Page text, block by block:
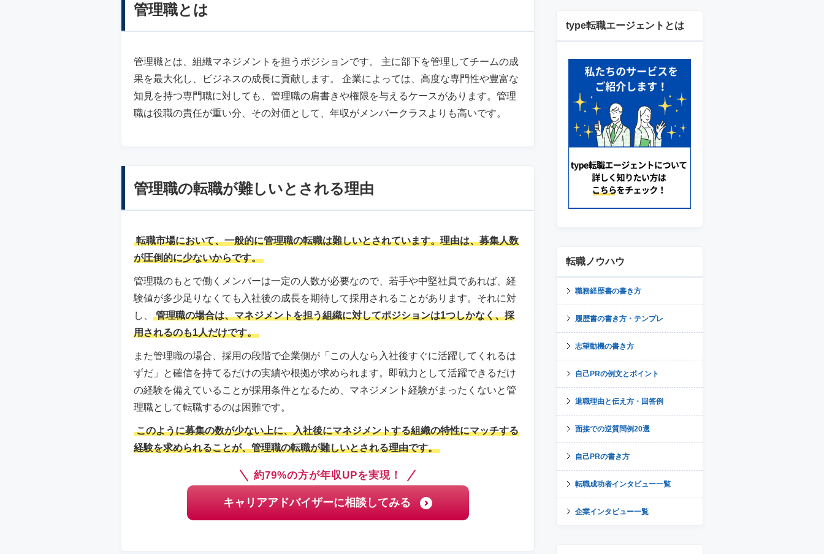
管理職とは
管理職とは、組織マネジメントを担うポジションです。 主に部下を管理してチームの成
果を最大化し、ビジネスの成長に貢献します。 企業によっては、高度な専門性や豊富な
知見を持つ専門職に対しても、管理職の肩書きや権限を与えるケースがあります。管理
職は役職の責任が重い分、その対価として、年収がメンバークラスよりも高いです。
管理職の転職が難しいとされる理由
転職市場において、一般的に管理職の転職は難しいとされています。理由は、募集人数
が圧倒的に少ないからです。
管理職のもとで働くメンバーは一定の人数が必要なので、若手や中堅社員であれば、経
験値が多少足りなくても入社後の成長を期待して採用されることがあります。それに対
し、
管理職の場合は、マネジメントを担う組織に対してポジションは1つしかなく、採
用されるのも1人だけです。
また管理職の場合、採用の段階で企業側が「この人なら入社後すぐに活躍してくれるは
ずだ」と確信を持てるだけの実績や根拠が求められます。即戦力として活躍できるだけ
の経験を備えていることが採用条件となるため、マネジメント経験がまったくないと管
理職として転職するのは困難です。
このように募集の数が少ない上に、入社後にマネジメントする組織の特性にマッチする
経験を求められることが、管理職の転職が難しいとされる理由です。
約79%の方が年収UPを実現！
キャリアアドバイザーに相談してみる
type転職エージェントとは
転職ノウハウ
職務経歴書の書き方
履歴書の書き方・テンプレ
志望動機の書き方
自己PRの例文とポイント
退職理由と伝え方・回答例
面接での逆質問例20選
自己PRの書き方
転職成功者インタビュー一覧
企業インタビュー一覧